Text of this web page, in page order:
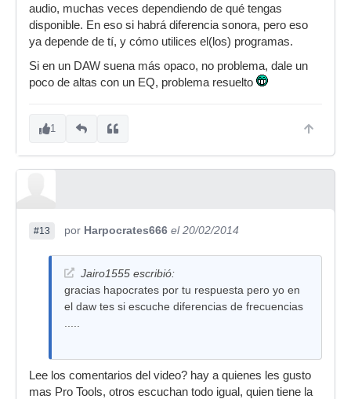
audio, muchas veces dependiendo de qué tengas
disponible. En eso si habrá diferencia sonora, pero eso
ya depende de tí, y cómo utilices el(los) programas.
Si en un DAW suena más opaco, no problema, dale un
poco de altas con un EQ, problema resuelto
1
#13 por Harpocrates666 el 20/02/2014
Jairo1555 escribió:
gracias hapocrates por tu respuesta pero yo en
el daw tes si escuche diferencias de frecuencias
Lee los comentarios del video? hay a quienes les gusto
mas Pro Tools, otros escuchan todo igual, quien tiene la